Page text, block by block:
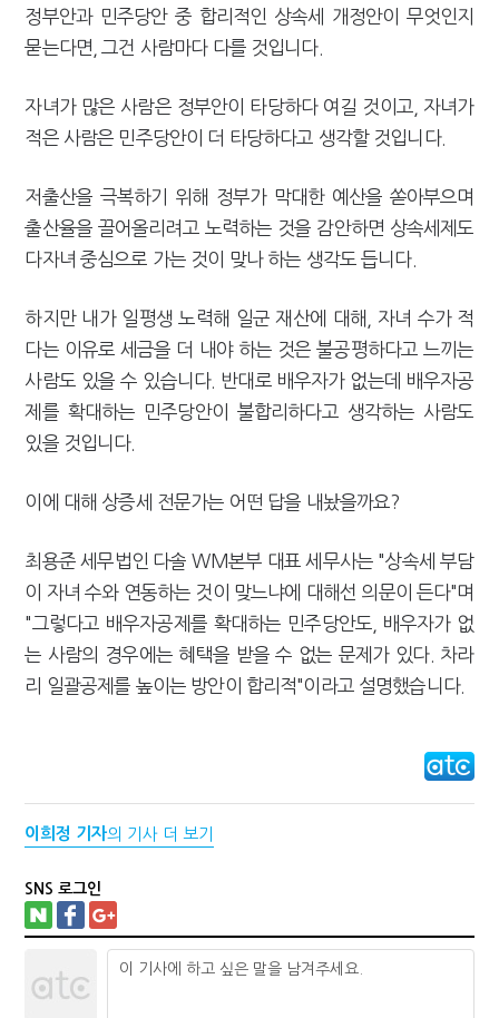
정부안과 민주당안 중 합리적인 상속세 개정안이 무엇인지
묻는다면, 그건 사람마다 다를 것입니다.
자녀가 많은 사람은 정부안이 타당하다 여길 것이고, 자녀가
적은 사람은 민주당안이 더 타당하다고 생각할 것입니다.
저출산을 극복하기 위해 정부가 막대한 예산을 쏟아부으며
출산율을 끌어올리려고 노력하는 것을 감안하면 상속세제도
다자녀 중심으로 가는 것이 맞나 하는 생각도 듭니다.
하지만 내가 일평생 노력해 일군 재산에 대해, 자녀 수가 적
다는 이유로 세금을 더 내야 하는 것은 불공평하다고 느끼는
사람도 있을 수 있습니다. 반대로 배우자가 없는데 배우자공
제를 확대하는 민주당안이 불합리하다고 생각하는 사람도
있을 것입니다.
이에 대해 상증세 전문가는 어떤 답을 내놨을까요?
최용준 세무법인 다솔 WM본부 대표 세무사는 "상속세 부담
이 자녀 수와 연동하는 것이 맞느냐에 대해선 의문이 든다"며
"그렇다고 배우자공제를 확대하는 민주당안도, 배우자가 없
는 사람의 경우에는 혜택을 받을 수 없는 문제가 있다. 차라
리 일괄공제를 높이는 방안이 합리적"이라고 설명했습니다.
이희정 기자의 기사 더 보기
SNS 로그인